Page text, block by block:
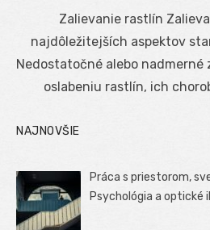
Zalievanie rastlín
najdôležitejších aspektov
Nedostatočné alebo nadmerné
oslabeniu rastlín, ich
NAJNOVŠIE
Práca s priestorom,
Psychológia a optické